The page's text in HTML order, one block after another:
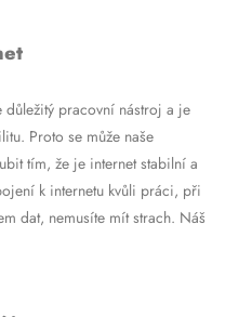
pracovní nástroj a je
Proto se může naše
tím, že je internet stabilní a
k internetu kvůli práci, při
dat, nemusíte mít strach. Náš